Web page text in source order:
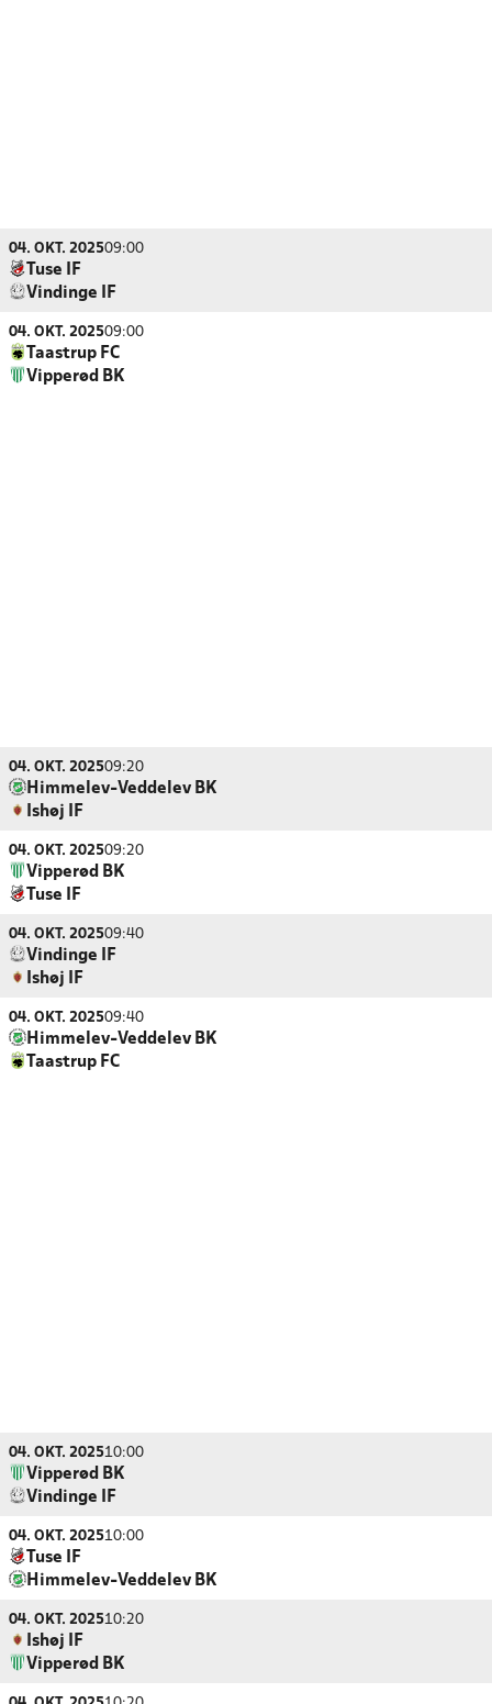
04. OKT. 202509:00
Tuse IF
Vindinge IF
04. OKT. 202509:00
Taastrup FC
Vipperød BK
04. OKT. 202509:20
Himmelev-Veddelev BK
Ishøj IF
04. OKT. 202509:20
Vipperød BK
Tuse IF
04. OKT. 202509:40
Vindinge IF
Ishøj IF
04. OKT. 202509:40
Himmelev-Veddelev BK
Taastrup FC
04. OKT. 202510:00
Vipperød BK
Vindinge IF
04. OKT. 202510:00
Tuse IF
Himmelev-Veddelev BK
04. OKT. 202510:20
Ishøj IF
Vipperød BK